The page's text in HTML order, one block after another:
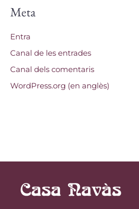
Meta
Entra
Canal de les entrades
Canal dels comentaris
WordPress.org (en anglès)